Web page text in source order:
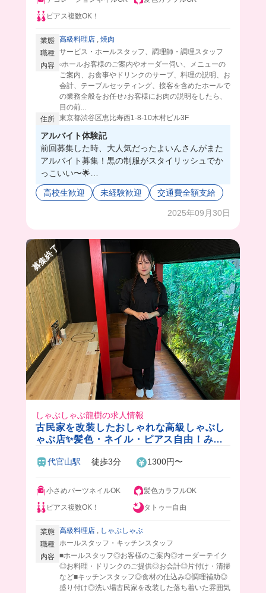
ピアス複数OK！
業態 高級料理店 , 焼肉
職種 サービス・ホールスタッフ、調理師・調理スタッフ
内容 ▫️ホールお客様のご案内やオーダー伺い、メニューの
ご案内、お食事やドリンクのサーブ、料理の説明、お
会計、テーブルセッティング、接客を含めたホールで
の業務全般をお任せ♪お客様にお肉の説明をしたら、
目の前...
住所 東京都渋谷区恵比寿西1-8-10木村ビル3F
アルバイト体験記
前回募集した時、大人気だったよいんさんがまた
アルバイト募集！黒の制服がスタイリッシュでか
っこいい〜🌟
お店の人たちもみんな優しくて雰囲気最高！
ネイルピアスがOKなのも嬉しいポイント💖
肉焼き研修で焼いたお肉は食べられちゃうのも嬉
のでは🤭
高校生歓迎 未経験歓迎 交通費全額支給
2025年09月30日
募集終了
しゃぶしゃぶ龍樹の求人情報
古民家を改装したおしゃれな高級しゃぶし
ゃぶ店✨髪色・ネイル・ピアス自由！みん
デビューにもおすすめです🔰♪
代官山駅 徒歩3分 1300円〜
小さめパーツネイルOK
髪色カラフルOK
ピアス複数OK！
タトゥー自由
業態 高級料理店 , しゃぶしゃぶ
職種 ホールスタッフ・キッチンスタッフ
内容 ■ホールスタッフ◎お客様のご案内◎オーダーテイク
◎お料理・ドリンクのご提供◎お会計◎片付け・清掃
など■キッチンスタッフ◎食材の仕込み◎調理補助◎
盛り付け◎洗い場古民家を改装した落ち着いた雰囲気